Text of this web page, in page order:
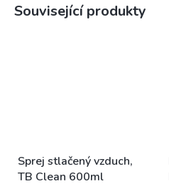
Související produkty
Sprej stlačený vzduch,
TB Clean 600ml